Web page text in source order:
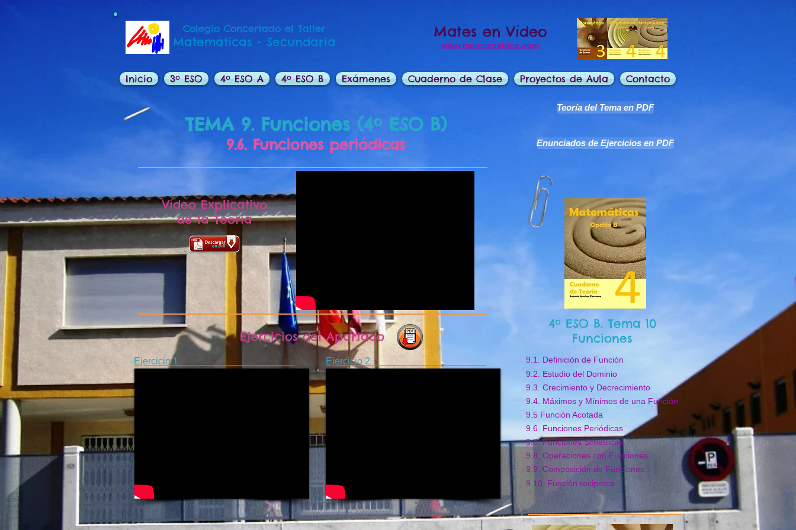
Colegio Concertado el Taller
Matemáticas - Secundaria
Mates en Vídeo
www.matesenvideo.com
Inicio 3º ESO 4º ESO A 4º ESO B Exámenes Cuaderno de Clase Proyectos de Aula Contacto
TEMA 9. Funciones (4º ESO B)
9.6. Funciones periódicas
Vídeo Explicativo
de la Teoria
Ejercicios del Apartado
Ejercicio 1 Ejercicio 2
Teoría del Tema en PDF
Enunciados de Ejercicios en PDF
4º ESO B. Tema 10
Funciones
9.1. Definición de Función
9.2. Estudio del Dominio
9.3. Crecimiento y Decrecimiento
9.4. Máximos y Mínimos de una Función
9.5 Función Acotada
9.6. Funciones Periódicas
9.7. Funciones Simétricas
9.8. Operaciones con Funciones
9.9. Composición de Funciones
9.10. Función reciproca